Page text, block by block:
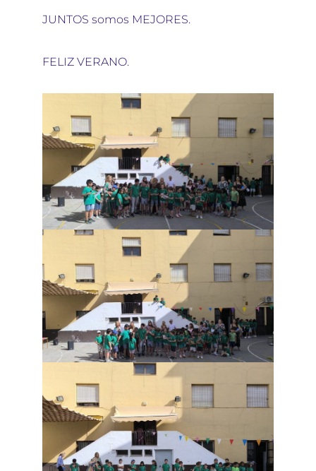
JUNTOS somos MEJORES.
FELIZ VERANO.